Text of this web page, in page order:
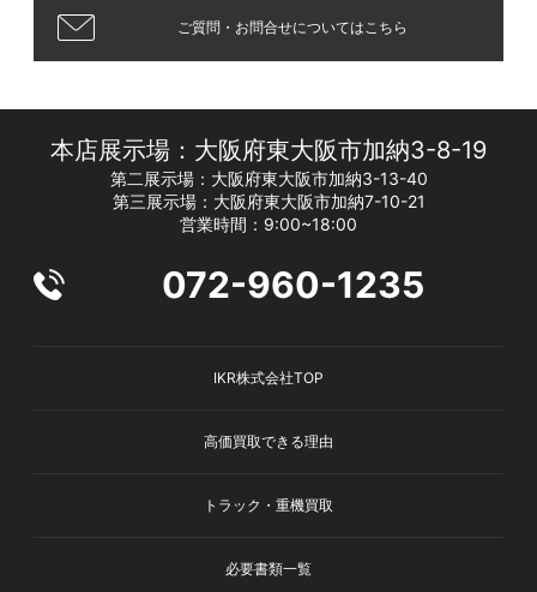
ご質問・お問合せについてはこちら
本店展示場：大阪府東大阪市加納3-8-19
第二展示場：大阪府東大阪市加納3-13-40
第三展示場：大阪府東大阪市加納7-10-21
営業時間：9:00~18:00
072-960-1235
IKR株式会社TOP
高価買取できる理由
トラック・重機買取
必要書類一覧